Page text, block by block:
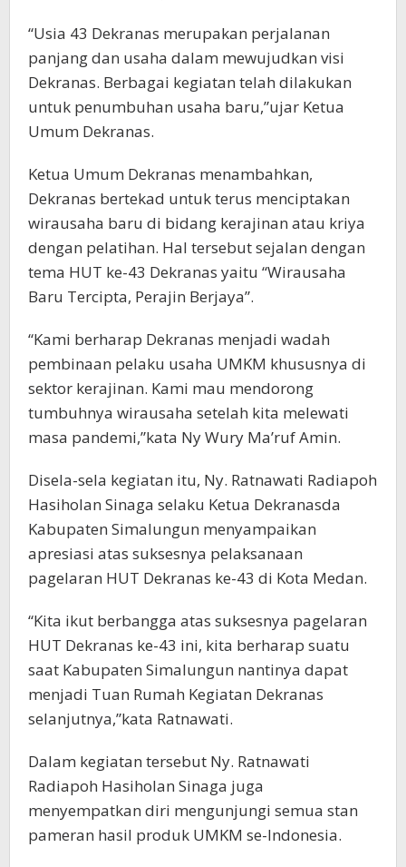
“Usia 43 Dekranas merupakan perjalanan
panjang dan usaha dalam mewujudkan visi
Dekranas. Berbagai kegiatan telah dilakukan
untuk penumbuhan usaha baru,”ujar Ketua
Umum Dekranas.
Ketua Umum Dekranas menambahkan,
Dekranas bertekad untuk terus menciptakan
wirausaha baru di bidang kerajinan atau kriya
dengan pelatihan. Hal tersebut sejalan dengan
tema HUT ke-43 Dekranas yaitu “Wirausaha
Baru Tercipta, Perajin Berjaya”.
“Kami berharap Dekranas menjadi wadah
pembinaan pelaku usaha UMKM khususnya di
sektor kerajinan. Kami mau mendorong
tumbuhnya wirausaha setelah kita melewati
masa pandemi,”kata Ny Wury Ma’ruf Amin.
Disela-sela kegiatan itu, Ny. Ratnawati Radiapoh
Hasiholan Sinaga selaku Ketua Dekranasda
Kabupaten Simalungun menyampaikan
apresiasi atas suksesnya pelaksanaan
pagelaran HUT Dekranas ke-43 di Kota Medan.
“Kita ikut berbangga atas suksesnya pagelaran
HUT Dekranas ke-43 ini, kita berharap suatu
saat Kabupaten Simalungun nantinya dapat
menjadi Tuan Rumah Kegiatan Dekranas
selanjutnya,”kata Ratnawati.
Dalam kegiatan tersebut Ny. Ratnawati
Radiapoh Hasiholan Sinaga juga
menyempatkan diri mengunjungi semua stan
pameran hasil produk UMKM se-Indonesia.